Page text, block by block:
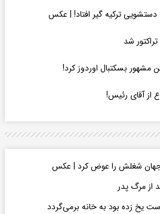
ترکیه گیر افتاد! | عکس
شد
از آقای رئیس!
جهان شغلش را عوض کرد | عکس
مرگ پدر
یخ زده بود به خانه برمی‌گردد